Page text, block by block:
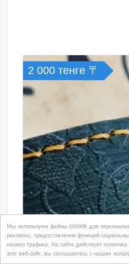
Мы используем файлы cookie для
рекламы, предоставления функций
нашего трафика. На сайте действует
этот веб-сайт, вы соглашаетесь с нашим
2 000 тенге 〒